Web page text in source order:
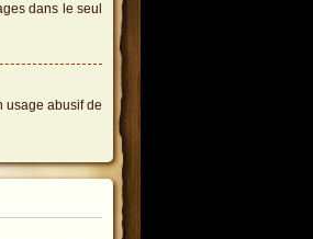
dans le seul
usage abusif de